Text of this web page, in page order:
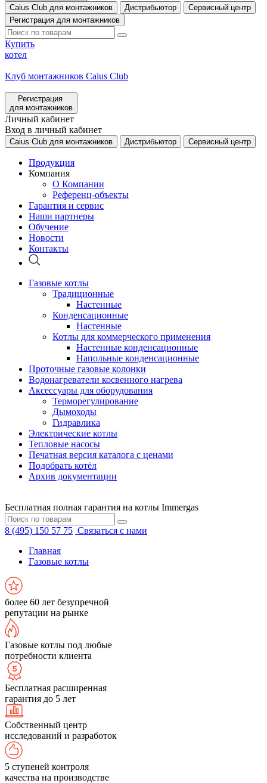
Caius Club для монтажников
Дистрибьютор
Сервисный центр
Регистрация для монтажников
Купить
котел
Клуб монтажников Caius Club
Регистрация
для монтажников
Личный кабинет
Вход в личный кабинет
Caius Club для монтажников Дистрибьютор Сервисный центр
Продукция
Компания
О Компании
Референц-объекты
Гарантия и сервис
Наши партнеры
Обучение
Новости
Контакты
Газовые котлы
Традиционные
Настенные
Конденсационные
Настенные
Котлы для коммерческого применения
Настенные конденсационные
Напольные конденсационные
Проточные газовые колонки
Водонагреватели косвенного нагрева
Аксессуары для оборудования
Терморегулирование
Дымоходы
Гидравлика
Электрические котлы
Тепловые насосы
Печатная версия каталога с ценами
Подобрать котёл
Архив документации
Бесплатная полная гарантия на котлы Immergas
8 (495) 150 57 75 Связаться с нами
Главная
Газовые котлы
более 60 лет безупречной
репутации на рынке
Газовые котлы под любые
потребности клиента
Бесплатная расширенная
гарантия до 5 лет
Собственный центр
исследований и разработок
5 ступеней контроля
качества на производстве